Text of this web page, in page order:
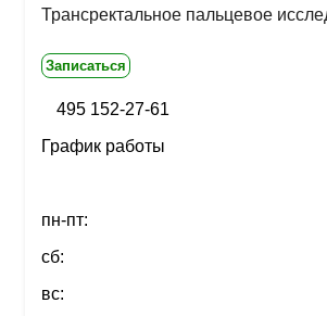
Трансректальное пальцевое
Записаться
495 152-27-61
График работы
пн-пт:
сб:
вс: